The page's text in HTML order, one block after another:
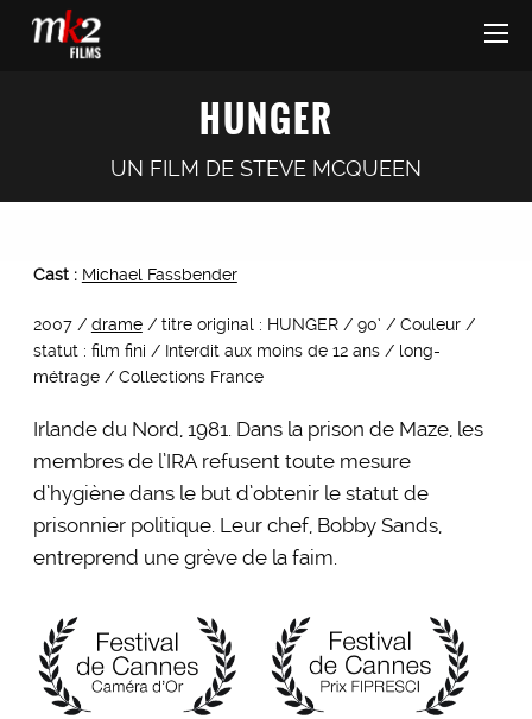
HUNGER
UN FILM DE STEVE MCQUEEN
Cast : Michael Fassbender
2007 / drame/ titre original : HUNGER / 90’ / Couleur /
statut : film fini / Interdit aux moins de 12 ans / long-
métrage / Collections France
Irlande du Nord, 1981. Dans la prison de Maze, les
membres de l’IRA refusent toute mesure
d’hygiène dans le but d’obtenir le statut de
prisonnier politique. Leur chef, Bobby Sands,
entreprend une grève de la faim.